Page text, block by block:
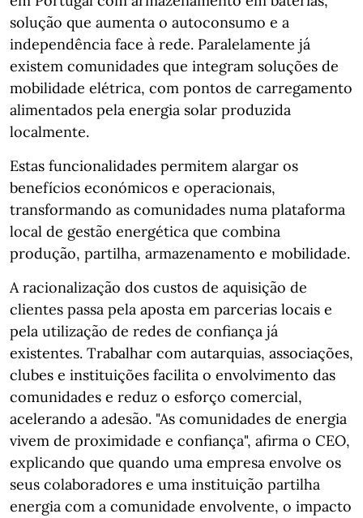
solução que aumenta o autoconsumo e a
independência face à rede. Paralelamente já
existem comunidades que integram soluções de
mobilidade elétrica, com pontos de carregamento
alimentados pela energia solar produzida
localmente.
Estas funcionalidades permitem alargar os
benefícios económicos e operacionais,
transformando as comunidades numa plataforma
local de gestão energética que combina
produção, partilha, armazenamento e mobilidade.
A racionalização dos custos de aquisição de
clientes passa pela aposta em parcerias locais e
pela utilização de redes de confiança já
existentes. Trabalhar com autarquias, associações,
clubes e instituições facilita o envolvimento das
comunidades e reduz o esforço comercial,
acelerando a adesão. "As comunidades de energia
vivem de proximidade e confiança", afirma o CEO,
explicando que quando uma empresa envolve os
seus colaboradores e uma instituição partilha
energia com a comunidade envolvente, o impacto